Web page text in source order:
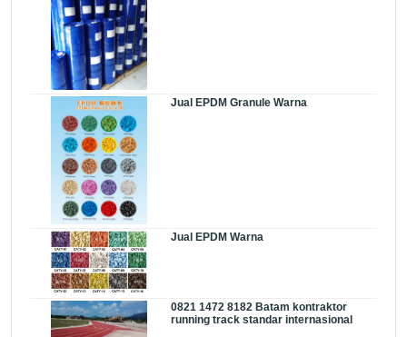
Jual EPDM Granule Warna
Jual EPDM Warna
0821 1472 8182 Batam kontraktor
running track standar internasional